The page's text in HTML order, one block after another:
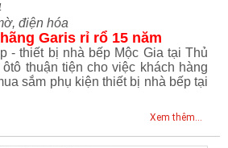
điện hóa
Garis rỉ rổ 15 năm
- thiết bị nhà bếp Mộc Gia tại Thủ
thuận tiện cho việc khách hàng
sắm phụ kiện thiết bị nhà bếp tại
Xem thêm...